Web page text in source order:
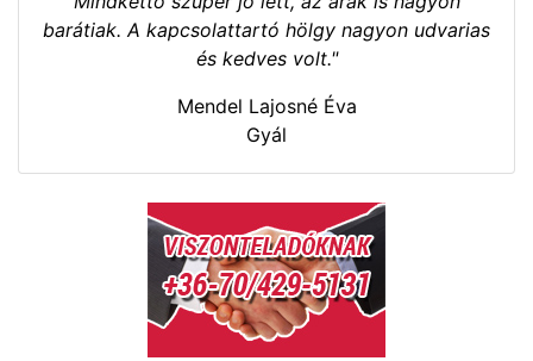
barátiak. A kapcsolattartó hölgy nagyon udvarias
és kedves volt."
Mendel Lajosné Éva
Gyál